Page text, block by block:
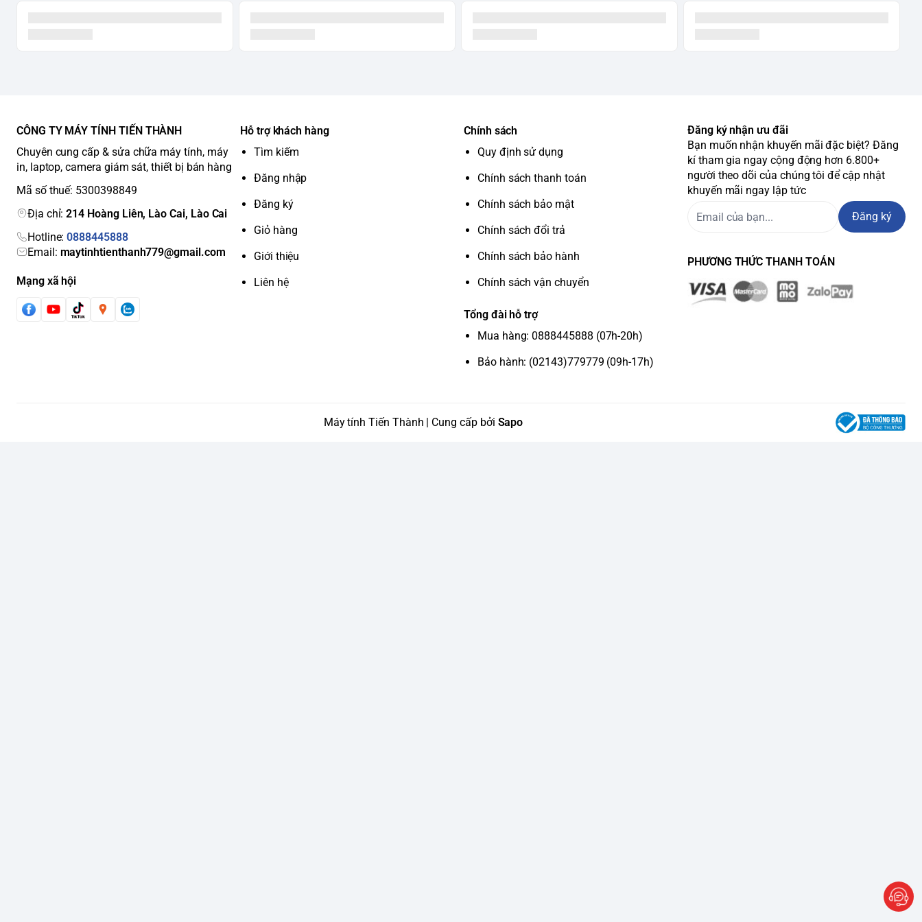
CÔNG TY MÁY TÍNH TIẾN THÀNH
Chuyên cung cấp & sửa chữa máy tính, máy
in, laptop, camera giám sát, thiết bị bán hàng
Mã số thuế: 5300398849
Địa chỉ:214 Hoàng Liên, Lào Cai, Lào Cai
Hotline:0888445888
Email: maytinhtienthanh779@gmail.com
Mạng xã hội
Hỗ trợ khách hàng
Tìm kiếm
Đăng nhập
Đăng ký
Giỏ hàng
Giới thiệu
Liên hệ
Chính sách
Quy định sử dụng
Chính sách thanh toán
Chính sách bảo mật
Chính sách đổi trả
Chính sách bảo hành
Chính sách vận chuyển
Tổng đài hỗ trợ
Mua hàng: 0888445888 (07h-20h)
Bảo hành: (02143)779779 (09h-17h)
Đăng ký nhận ưu đãi
Bạn muốn nhận khuyến mãi đặc biệt? Đăng
kí tham gia ngay cộng động hơn 6.800+
người theo dõi của chúng tôi để cập nhật
khuyến mãi ngay lập tức
Đăng ký
PHƯƠNG THỨC THANH TOÁN
Máy tính Tiến Thành | Cung cấp bởi Sapo